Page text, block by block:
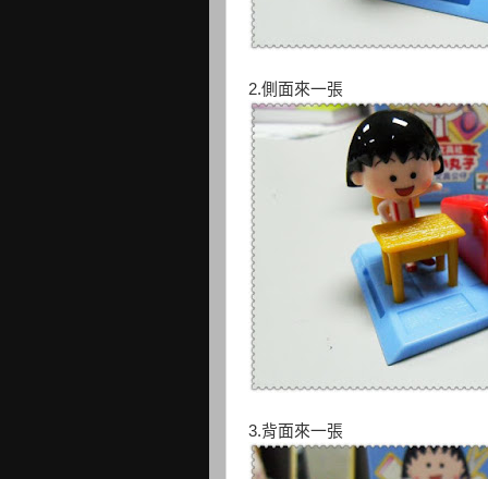
2.側面來一張
3.背面來一張